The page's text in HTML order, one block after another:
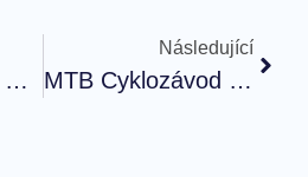
Pěvecký Sbor – Kroužek
Následující
MTB Cyklozávod – Nový Termín